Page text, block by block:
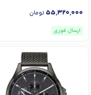
55,320,000تومان
ارسال فوری